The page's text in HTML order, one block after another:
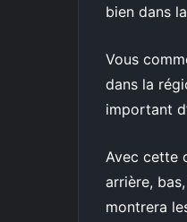
bien dans
Vous
dans la
important
Avec cette
arrière,
montrera